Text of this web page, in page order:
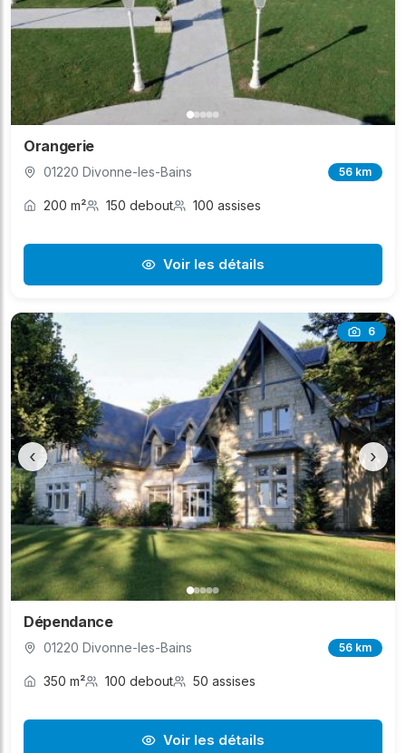
Orangerie
01220 Divonne-les-Bains 56 km
200 m² 150 debout 100 assises
Voir les détails
6
‹ ›
Dépendance
01220 Divonne-les-Bains 56 km
350 m² 100 debout 50 assises
Voir les détails